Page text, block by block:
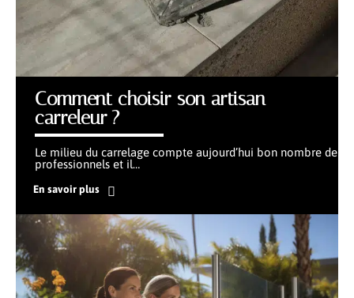
Comment choisir son artisan
carreleur ?
Le milieu du carrelage compte aujourd’hui bon nombre de
professionnels et il…
En savoir plus